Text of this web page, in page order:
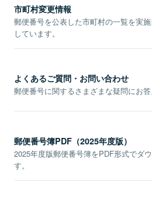
市町村変更情報
郵便番号を公表した市町村の一覧を実
しています。
よくあるご質問・お問い合わせ
郵便番号に関するさまざまな疑問にお答
郵便番号簿PDF（2025年度版）
2025年度版郵便番号簿をPDF形式でダ
す。